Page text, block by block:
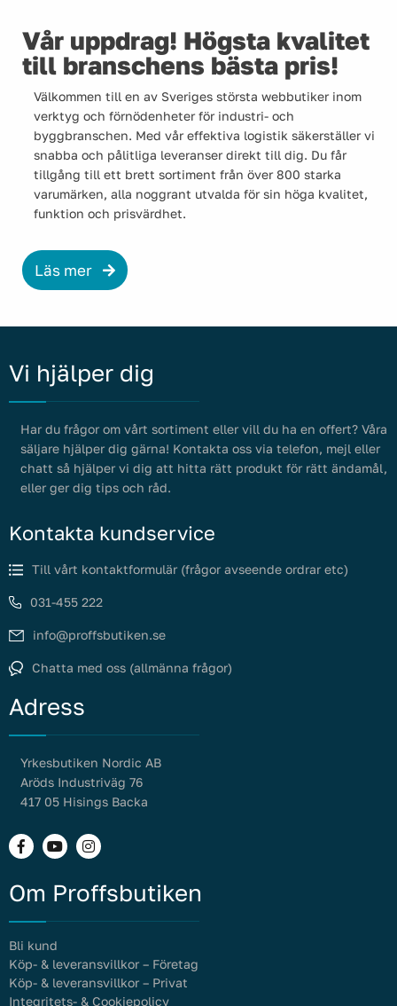
Vår uppdrag! Högsta kvalitet
till branschens bästa pris!
Välkommen till en av Sveriges största webbutiker inom
verktyg och förnödenheter för industri- och
byggbranschen. Med vår effektiva logistik säkerställer vi
snabba och pålitliga leveranser direkt till dig. Du får
tillgång till ett brett sortiment från över 800 starka
varumärken, alla noggrant utvalda för sin höga kvalitet,
funktion och prisvärdhet.
Läs mer
Vi hjälper dig
Har du frågor om vårt sortiment eller vill du ha en offert? Våra
säljare hjälper dig gärna! Kontakta oss via telefon, mejl eller
chatt så hjälper vi dig att hitta rätt produkt för rätt ändamål,
eller ger dig tips och råd.
Kontakta kundservice
Till vårt kontaktformulär (frågor avseende ordrar etc)
031-455 222
info@proffsbutiken.se
Chatta med oss (allmänna frågor)
Adress
Yrkesbutiken Nordic AB
Aröds Industriväg 76
417 05 Hisings Backa
Om Proffsbutiken
Bli kund
Köp- & leveransvillkor – Företag
Köp- & leveransvillkor – Privat
Integritets- & Cookiepolicy